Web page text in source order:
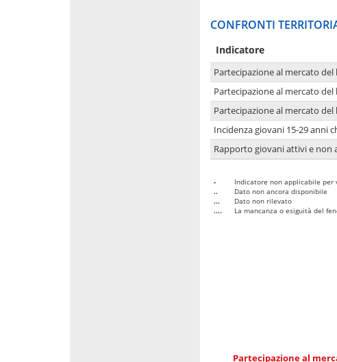
CONFRONTI
Indicatore
Partecipazione al mercato
Partecipazione al mercato
Partecipazione al mercato del
Incidenza giovani 15-29 anni
Rapporto giovani attivi e non
-
Indicatore non applicabile
..
Dato non ancora disponibile
...
Dato non rilevato
....
La mancanza o esiguità del
Partecipazione al